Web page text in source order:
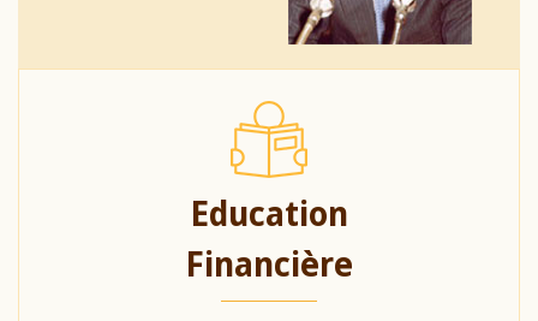
Education
Financière